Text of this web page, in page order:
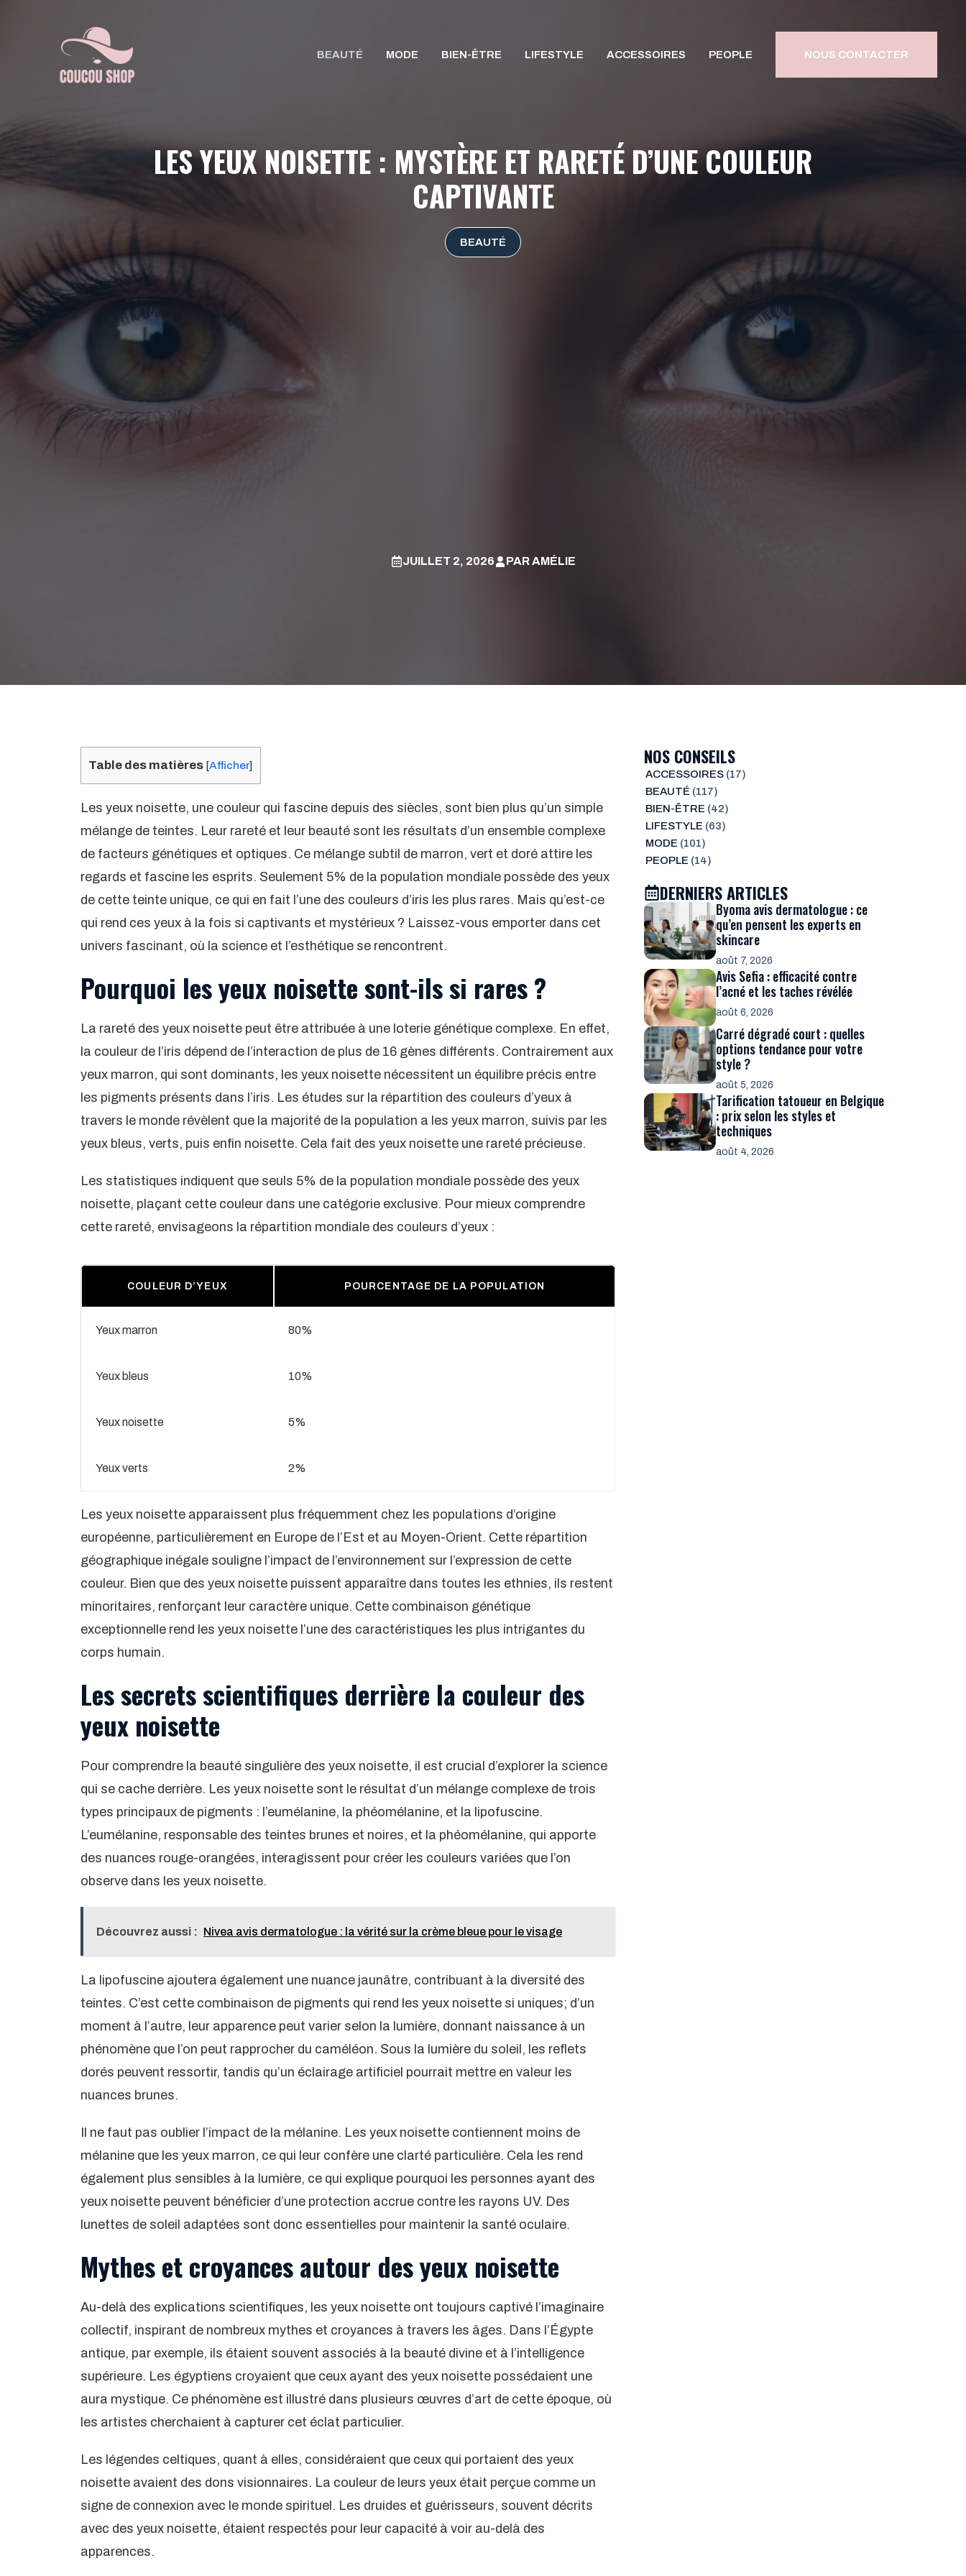
BEAUTÉ MODE BIEN-ÊTRE LIFESTYLE ACCESSOIRES PEOPLE NOUS CONTACTER
LES YEUX NOISETTE : MYSTÈRE ET RARETÉ D’UNE COULEUR
CAPTIVANTE
BEAUTÉ
JUILLET 2, 2026 PARAMÉLIE
Table des matières [Afficher]
Les yeux noisette, une couleur qui fascine depuis des siècles, sont bien plus qu’un simple
mélange de teintes. Leur rareté et leur beauté sont les résultats d’un ensemble complexe
de facteurs génétiques et optiques. Ce mélange subtil de marron, vert et doré attire les
regards et fascine les esprits. Seulement 5% de la population mondiale possède des yeux
de cette teinte unique, ce qui en fait l’une des couleurs d’iris les plus rares. Mais qu’est-ce
qui rend ces yeux à la fois si captivants et mystérieux ? Laissez-vous emporter dans cet
univers fascinant, où la science et l’esthétique se rencontrent.
Pourquoi les yeux noisette sont-ils si rares ?
La rareté des yeux noisette peut être attribuée à une loterie génétique complexe. En effet,
la couleur de l’iris dépend de l’interaction de plus de 16 gènes différents. Contrairement aux
yeux marron, qui sont dominants, les yeux noisette nécessitent un équilibre précis entre
les pigments présents dans l’iris. Les études sur la répartition des couleurs d’yeux à
travers le monde révèlent que la majorité de la population a les yeux marron, suivis par les
yeux bleus, verts, puis enfin noisette. Cela fait des yeux noisette une rareté précieuse.
Les statistiques indiquent que seuls 5% de la population mondiale possède des yeux
noisette, plaçant cette couleur dans une catégorie exclusive. Pour mieux comprendre
cette rareté, envisageons la répartition mondiale des couleurs d’yeux :
COULEUR D’YEUX POURCENTAGE DE LA POPULATION
Yeux marron 80%
Yeux bleus 10%
Yeux noisette 5%
Yeux verts 2%
Les yeux noisette apparaissent plus fréquemment chez les populations d’origine
européenne, particulièrement en Europe de l’Est et au Moyen-Orient. Cette répartition
géographique inégale souligne l’impact de l’environnement sur l’expression de cette
couleur. Bien que des yeux noisette puissent apparaître dans toutes les ethnies, ils restent
minoritaires, renforçant leur caractère unique. Cette combinaison génétique
exceptionnelle rend les yeux noisette l’une des caractéristiques les plus intrigantes du
corps humain.
Les secrets scientifiques derrière la couleur des
yeux noisette
Pour comprendre la beauté singulière des yeux noisette, il est crucial d’explorer la science
qui se cache derrière. Les yeux noisette sont le résultat d’un mélange complexe de trois
types principaux de pigments : l’eumélanine, la phéomélanine, et la lipofuscine.
L’eumélanine, responsable des teintes brunes et noires, et la phéomélanine, qui apporte
des nuances rouge-orangées, interagissent pour créer les couleurs variées que l’on
observe dans les yeux noisette.
Découvrez aussi : Nivea avis dermatologue : la vérité sur la crème bleue pour le visage
La lipofuscine ajoutera également une nuance jaunâtre, contribuant à la diversité des
teintes. C’est cette combinaison de pigments qui rend les yeux noisette si uniques; d’un
moment à l’autre, leur apparence peut varier selon la lumière, donnant naissance à un
phénomène que l’on peut rapprocher du caméléon. Sous la lumière du soleil, les reflets
dorés peuvent ressortir, tandis qu’un éclairage artificiel pourrait mettre en valeur les
nuances brunes.
Il ne faut pas oublier l’impact de la mélanine. Les yeux noisette contiennent moins de
mélanine que les yeux marron, ce qui leur confère une clarté particulière. Cela les rend
également plus sensibles à la lumière, ce qui explique pourquoi les personnes ayant des
yeux noisette peuvent bénéficier d’une protection accrue contre les rayons UV. Des
lunettes de soleil adaptées sont donc essentielles pour maintenir la santé oculaire.
Mythes et croyances autour des yeux noisette
Au-delà des explications scientifiques, les yeux noisette ont toujours captivé l’imaginaire
collectif, inspirant de nombreux mythes et croyances à travers les âges. Dans l’Égypte
antique, par exemple, ils étaient souvent associés à la beauté divine et à l’intelligence
supérieure. Les égyptiens croyaient que ceux ayant des yeux noisette possédaient une
aura mystique. Ce phénomène est illustré dans plusieurs œuvres d’art de cette époque, où
les artistes cherchaient à capturer cet éclat particulier.
Les légendes celtiques, quant à elles, considéraient que ceux qui portaient des yeux
noisette avaient des dons visionnaires. La couleur de leurs yeux était perçue comme un
signe de connexion avec le monde spirituel. Les druides et guérisseurs, souvent décrits
avec des yeux noisette, étaient respectés pour leur capacité à voir au-delà des
apparences.
NOS CONSEILS
ACCESSOIRES(17)
BEAUTÉ (117)
BIEN-ÊTRE (42)
LIFESTYLE (63)
MODE (101)
PEOPLE (14)
DERNIERS ARTICLES
Byoma avis dermatologue : ce
qu’en pensent les experts en
skincare
août 7, 2026
Avis Sefia : efficacité contre
l’acné et les taches révélée
août 6, 2026
Carré dégradé court : quelles
options tendance pour votre
style ?
août 5, 2026
Tarification tatoueur en Belgique
: prix selon les styles et
techniques
août 4, 2026